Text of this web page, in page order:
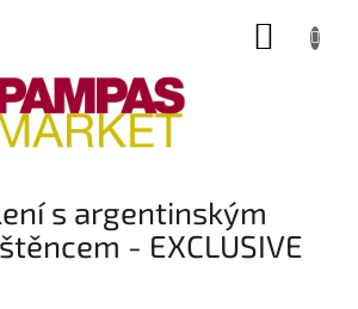
s argentinským
- EXCLUSIVE